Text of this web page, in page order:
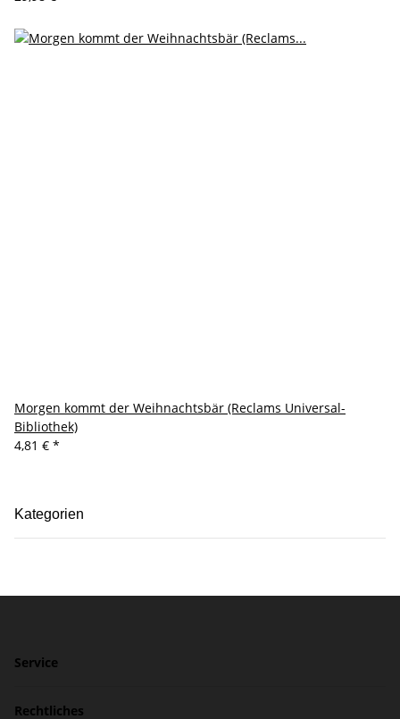
Morgen kommt der Weihnachtsbär (Reclams Universal-
Bibliothek)
4,81 € *
Kategorien
Service
Rechtliches